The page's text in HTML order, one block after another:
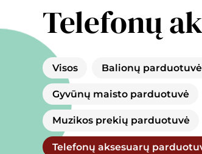
Telefonų
Visos Balionų
Gyvūnų maisto parduotuvė
Muzikos prekių parduotuvė
Telefonų aksesuarų